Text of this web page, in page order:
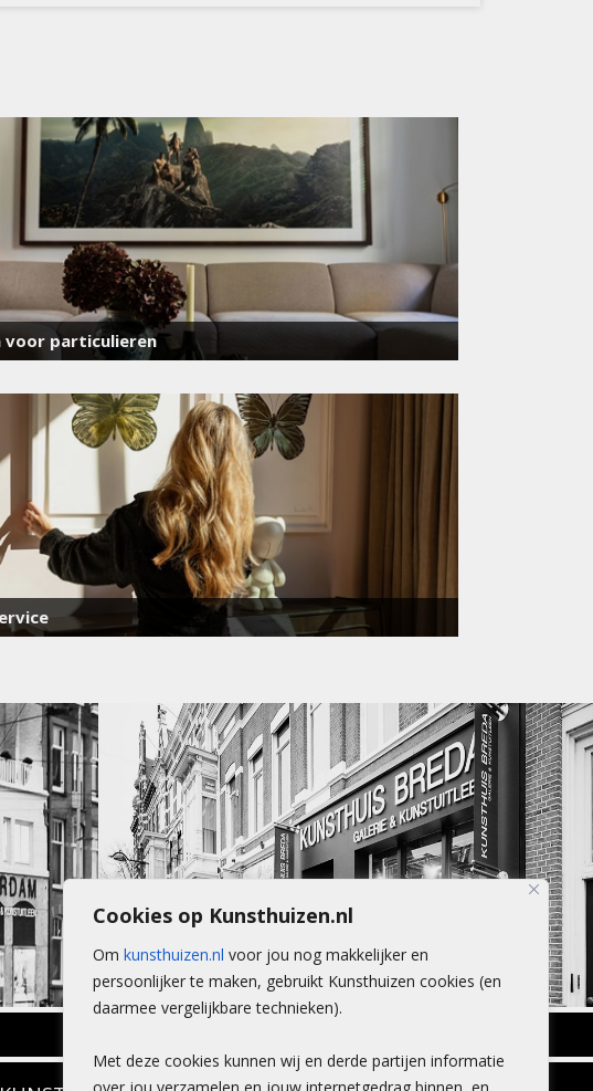
Cookies op Kunsthuizen.nl
Om kunsthuizen.nl voor jou nog makkelijker en
persoonlijker te maken, gebruikt Kunsthuizen cookies (en
daarmee vergelijkbare technieken).
Met deze cookies kunnen wij en derde partijen informatie
voor particulieren
Wilhelminastraat 11